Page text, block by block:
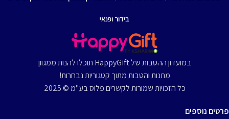
בידור ופנאי
במועדון ההטבות של HappyGift תוכלו להנות ממגוון
מתנות והטבות מתוך קטגוריות נבחרות!
כל הזכויות שמורות לקשרים פלוס בע"מ © 2025
פרטים נוספים